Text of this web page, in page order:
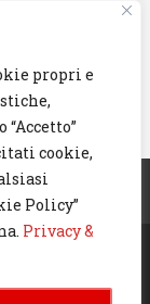
propri e
cookie,
Policy”
Privacy &